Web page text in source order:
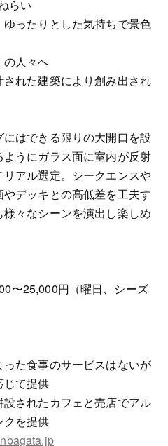
らい
ゆったりとした気持ちで景色
の人々へ
された建築により創み出され
はできる限りの大開口を設
うにガラス面に室内が反射
アル選定。シークエンスや
デッキとの高低差を工夫す
々なシーンを演出し楽しめ
〜25,000円（曜日、シーズ
食事のサービスはないが
じて提供
されたカフェと売店でアル
クを提供